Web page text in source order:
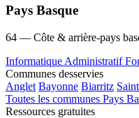
Pays Basque
64 — Côte & arrière-pays
Informatique Administratif
Communes desservies
Anglet Bayonne Biarritz
Toutes les communes Pays
Ressources gratuites